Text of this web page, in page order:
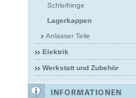
Schleifringe
Lagerkappen
Anlasser Teile
Elektrik
Werkstatt und Zubehör